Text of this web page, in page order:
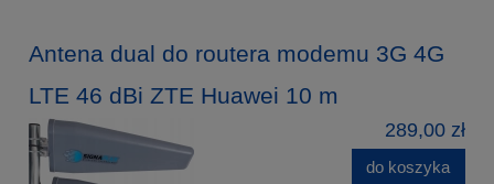
Antena dual do routera modemu 3G 4G
LTE 46 dBi ZTE Huawei 10 m
289,00 zł
do koszyka